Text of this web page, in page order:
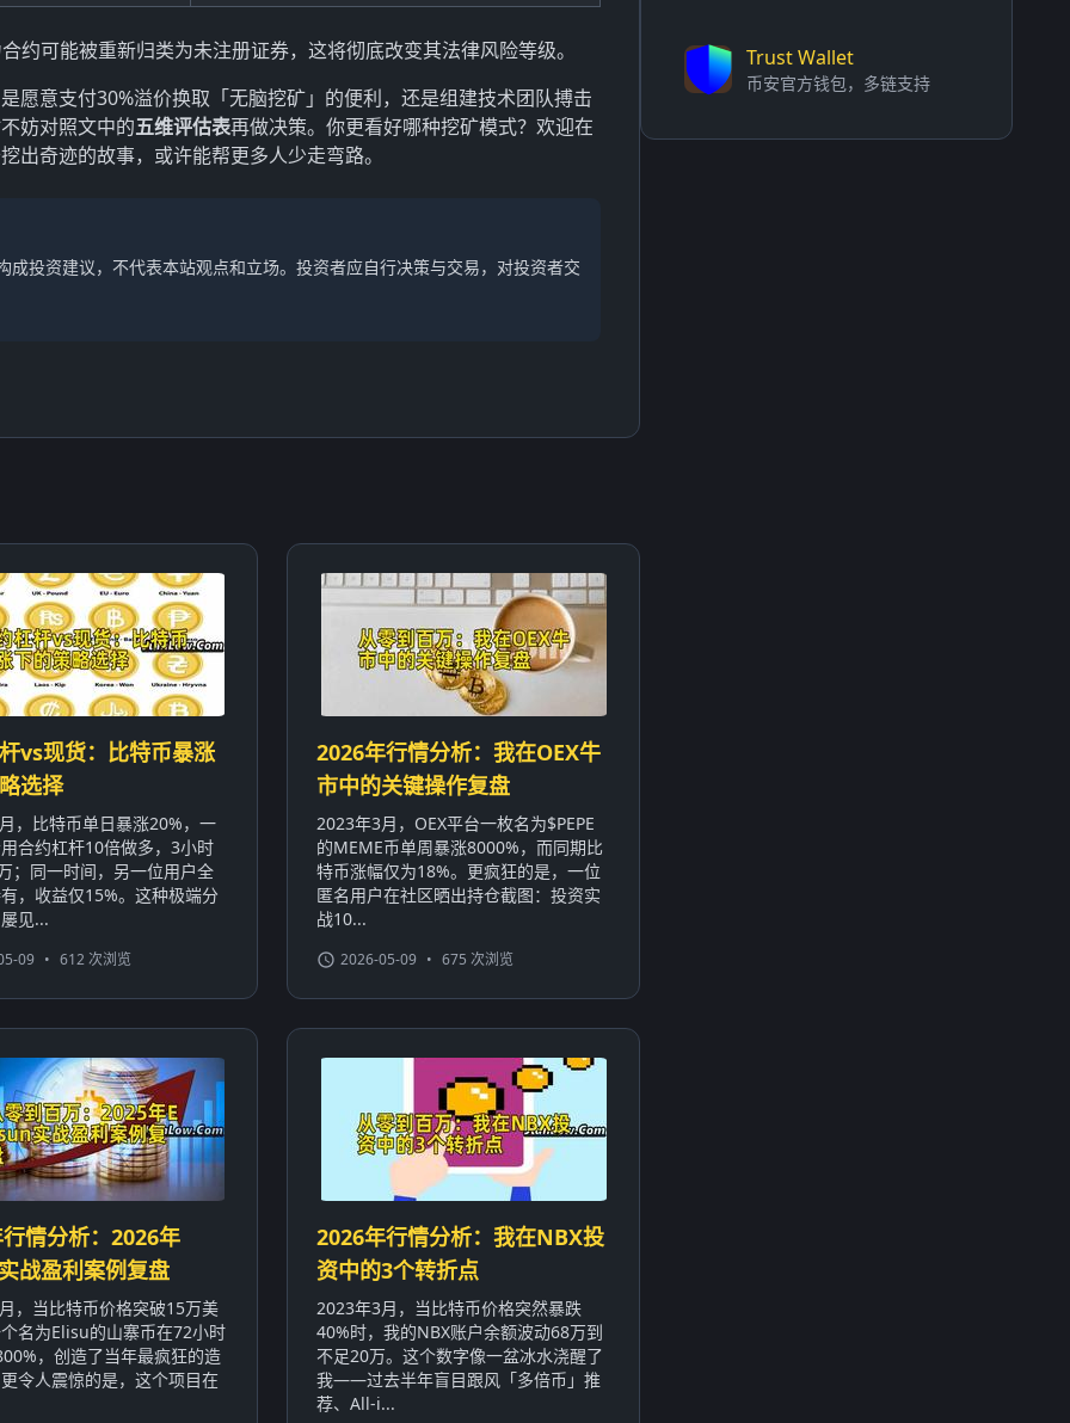
约可能被重新归类为未注册证券，这将彻底改变其法律风险等级。
愿意支付30%溢价换取「无脑挖矿」的便利，还是组建技术团队搏击
妨对照文中的五维评估表再做决策。你更看好哪种挖矿模式？欢迎在
奇迹的故事，或许能帮更多人少走弯路。
投资建议，不代表本站观点和立场。投资者应自行决策与交易，对投资者交
vs现货：比特币暴涨
选择
，比特币单日暴涨20%，一
合约杠杆10倍做多，3小时
；同一时间，另一位用户全
，收益仅15%。这种极端分
见...
09 • 612 次浏览
2026年行情分析：我在OEX牛
市中的关键操作复盘
2023年3月，OEX平台一枚名为$PEPE
的MEME币单周暴涨8000%，而同期比
特币涨幅仅为18%。更疯狂的是，一位
匿名用户在社区晒出持仓截图：投资实
战10...
2026-05-09 • 675 次浏览
情分析：2026年
战盈利案例复盘
，当比特币价格突破15万美
名为Elisu的山寨币在72小时
，创造了当年最疯狂的造
令人震惊的是，这个项目在
2026年行情分析：我在NBX投
资中的3个转折点
2023年3月，当比特币价格突然暴跌
40%时，我的NBX账户余额波动68万到
不足20万。这个数字像一盆冰水浇醒了
我——过去半年盲目跟风「多倍币」推
荐、All-i...
Trust Wallet
币安官方钱包，多链支持